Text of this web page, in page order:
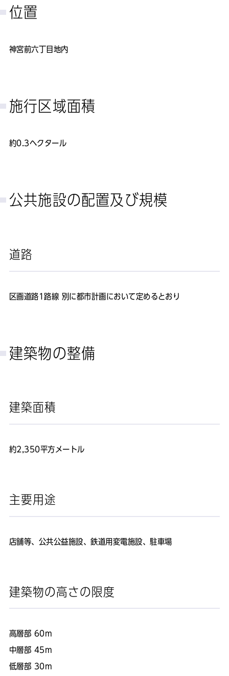
位置
神宮前六丁目地内
施行区域面積
約0.3ヘクタール
公共施設の配置及び規模
道路
区画道路1路線 別に都市計画において定めるとおり
建築物の整備
建築面積
約2,350平方メートル
主要用途
店舗等、公共公益施設、鉄道用変電施設、駐車場
建築物の高さの限度
高層部 60m
中層部 45m
低層部 30m